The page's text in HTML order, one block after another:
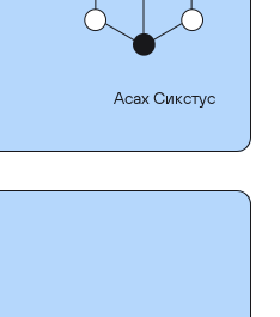
Асах Сикстус